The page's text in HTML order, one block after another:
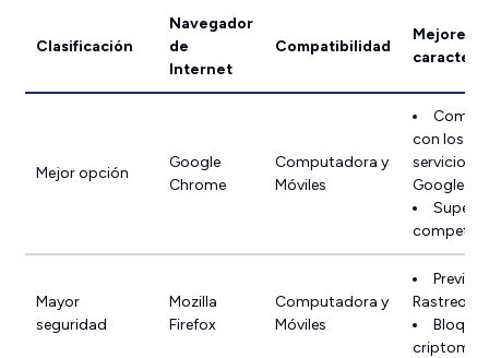
Clasificación
Navegador
de
Internet
Compatibilidad
Mejores
Mejor opción
Google
Chrome
Computadora y
Móviles
con los
servicios
Google
Supera
Mayor
seguridad
Mozilla
Firefox
Computadora y
Móviles
Previene
Rastreo
Bloquea